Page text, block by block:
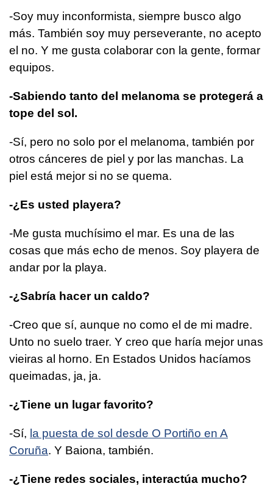
-Soy muy inconformista, siempre busco algo
más. También soy muy perseverante, no acepto
el no. Y me gusta colaborar con la gente, formar
equipos.
-Sabiendo tanto del melanoma se protegerá a
tope del sol.
-Sí, pero no solo por el melanoma, también por
otros cánceres de piel y por las manchas. La
piel está mejor si no se quema.
-¿Es usted playera?
-Me gusta muchísimo el mar. Es una de las
cosas que más echo de menos. Soy playera de
andar por la playa.
-¿Sabría hacer un caldo?
-Creo que sí, aunque no como el de mi madre.
Unto no suelo traer. Y creo que haría mejor unas
vieiras al horno. En Estados Unidos hacíamos
queimadas, ja, ja.
-¿Tiene un lugar favorito?
-Sí, la puesta de sol desde O Portiño en A
Coruña. Y Baiona, también.
-¿Tiene redes sociales, interactúa mucho?